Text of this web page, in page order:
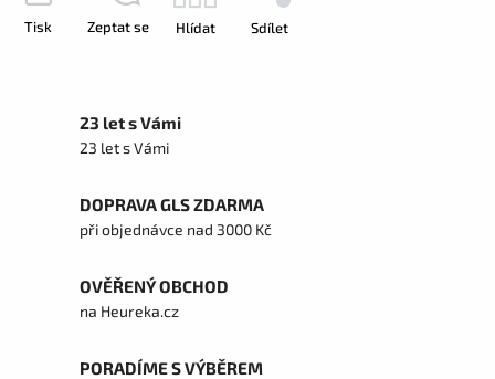
Tisk Zeptat se Hlídat Sdílet
23 let s Vámi
23 let s Vámi
DOPRAVA GLS ZDARMA
při objednávce nad 3000 Kč
OVĚŘENÝ OBCHOD
na Heureka.cz
PORADÍME S VÝBĚREM